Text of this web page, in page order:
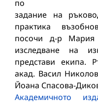
по
задание на
практика
посочи д-р Мария
изследване на
представи екипа.
акад. Васил
Йоана Спасова-
Академичното